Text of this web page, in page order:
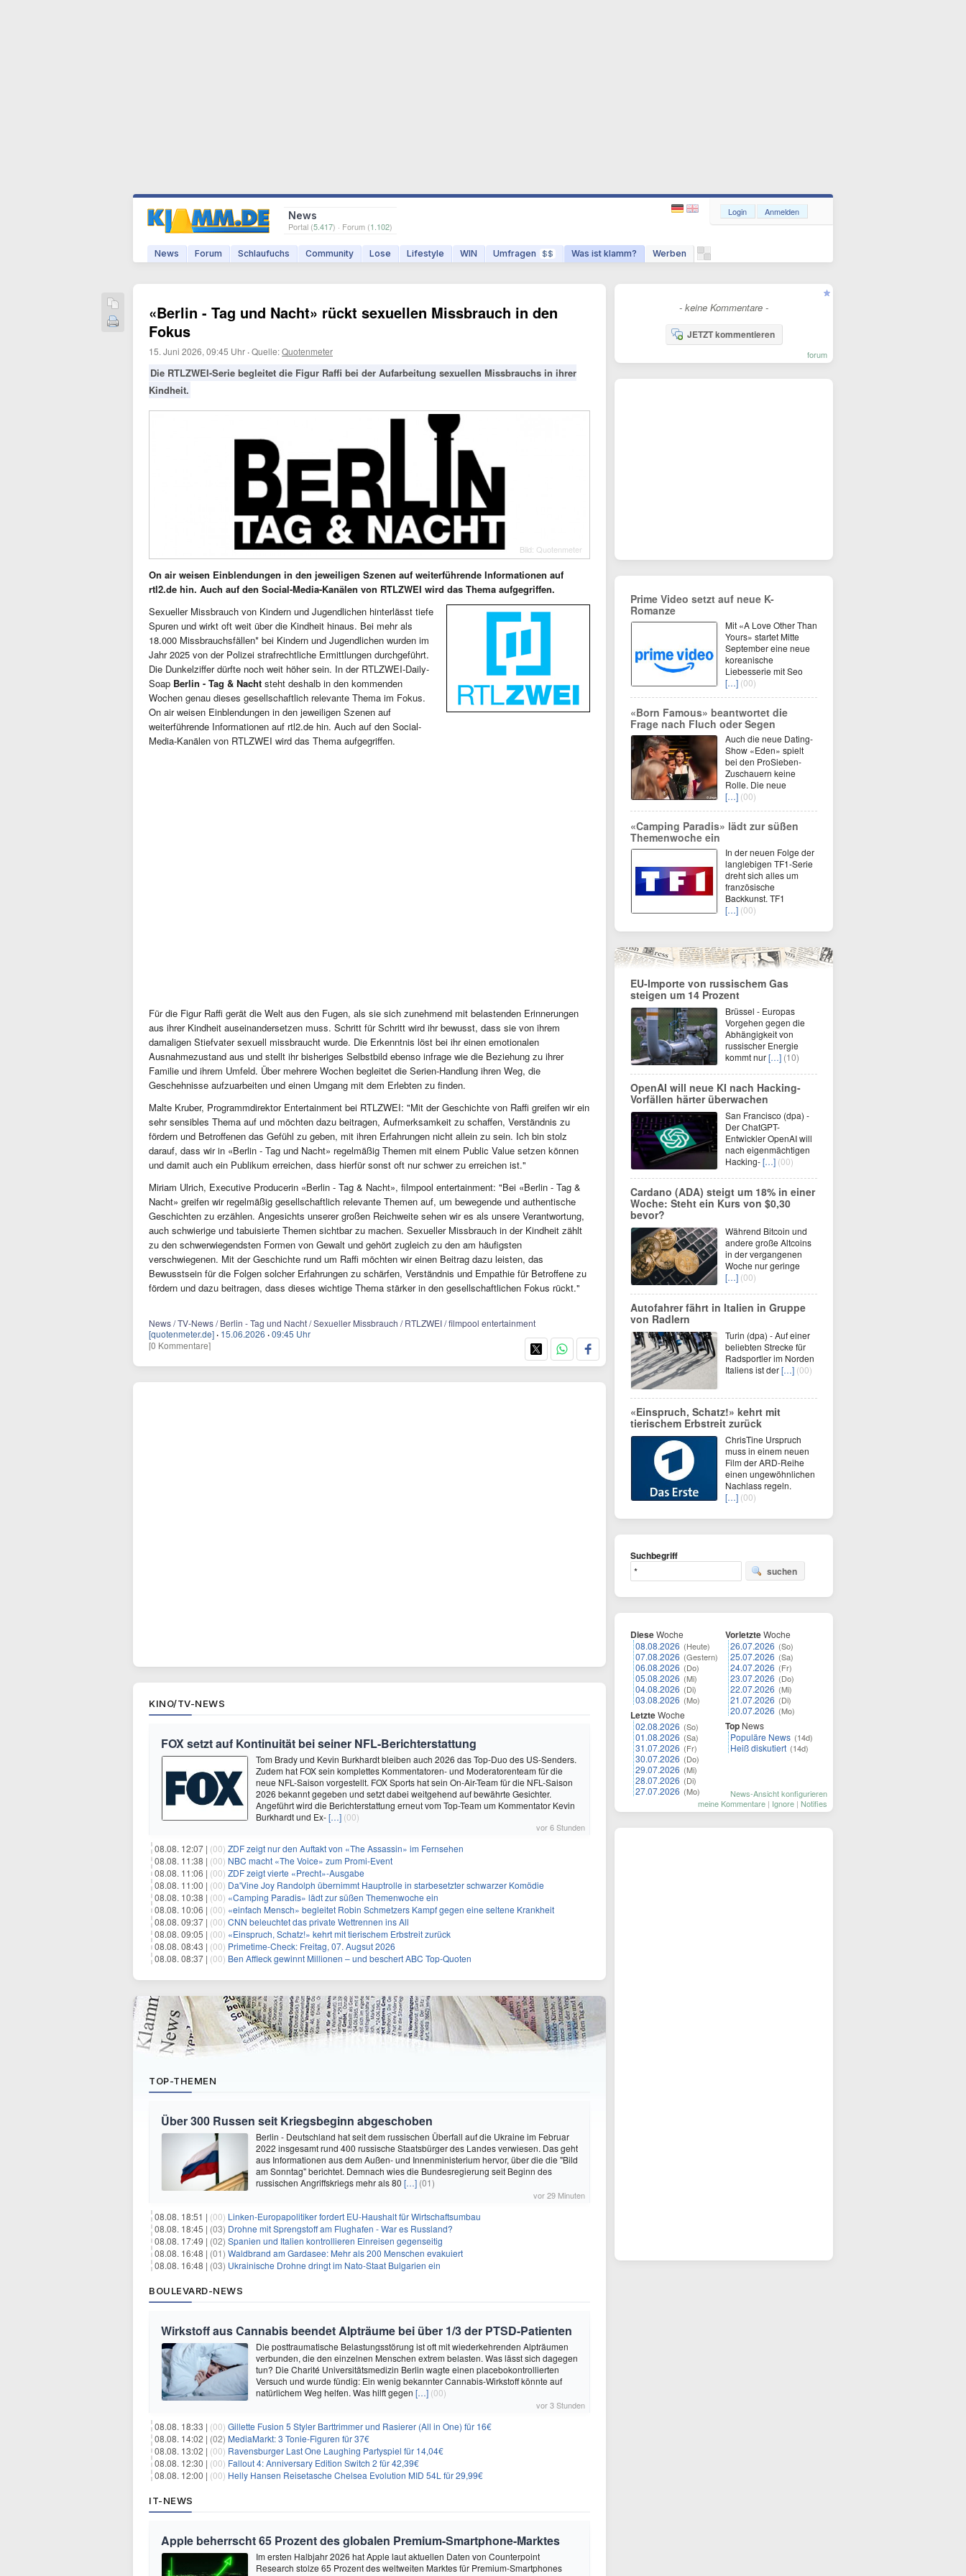
News
Portal (5.417) · Forum (1.102)
News Forum Schlaufuchs Community Lose Lifestyle WIN Umfragen $$ Was ist klamm? Werben
Login Anmelden
«Berlin - Tag und Nacht» rückt sexuellen Missbrauch in den
Fokus
15. Juni 2026, 09:45 Uhr ·Quelle:Quotenmeter
Die RTLZWEI-Serie begleitet die Figur Raffi bei der Aufarbeitung sexuellen Missbrauchs in ihrer
Kindheit.
Bild: Quotenmeter
On air weisen Einblendungen in den jeweiligen Szenen auf weiterführende Informationen auf
rtl2.de hin. Auch auf den Social-Media-Kanälen von RTLZWEI wird das Thema aufgegriffen.
Sexueller Missbrauch von Kindern und Jugendlichen hinterlässt tiefe
Spuren und wirkt oft weit über die Kindheit hinaus. Bei mehr als
18.000 Missbrauchsfällen* bei Kindern und Jugendlichen wurden im
Jahr 2025 von der Polizei strafrechtliche Ermittlungen durchgeführt.
Die Dunkelziffer dürfte noch weit höher sein. In der RTLZWEI-Daily-
Soap Berlin - Tag & Nacht steht deshalb in den kommenden
Wochen genau dieses gesellschaftlich relevante Thema im Fokus.
On air weisen Einblendungen in den jeweiligen Szenen auf
weiterführende Informationen auf rtl2.de hin. Auch auf den Social-
Media-Kanälen von RTLZWEI wird das Thema aufgegriffen.
Für die Figur Raffi gerät die Welt aus den Fugen, als sie sich zunehmend mit belastenden Erinnerungen
aus ihrer Kindheit auseinandersetzen muss. Schritt für Schritt wird ihr bewusst, dass sie von ihrem
damaligen Stiefvater sexuell missbraucht wurde. Die Erkenntnis löst bei ihr einen emotionalen
Ausnahmezustand aus und stellt ihr bisheriges Selbstbild ebenso infrage wie die Beziehung zu ihrer
Familie und ihrem Umfeld. Über mehrere Wochen begleitet die Serien-Handlung ihren Weg, die
Geschehnisse aufzuarbeiten und einen Umgang mit dem Erlebten zu finden.
Malte Kruber, Programmdirektor Entertainment bei RTLZWEI: "Mit der Geschichte von Raffi greifen wir ein
sehr sensibles Thema auf und möchten dazu beitragen, Aufmerksamkeit zu schaffen, Verständnis zu
fördern und Betroffenen das Gefühl zu geben, mit ihren Erfahrungen nicht allein zu sein. Ich bin stolz
darauf, dass wir in «Berlin - Tag und Nacht» regelmäßig Themen mit einem Public Value setzen können
und damit auch ein Publikum erreichen, dass hierfür sonst oft nur schwer zu erreichen ist."
Miriam Ulrich, Executive Producerin «Berlin - Tag & Nacht», filmpool entertainment: "Bei «Berlin - Tag &
Nacht» greifen wir regelmäßig gesellschaftlich relevante Themen auf, um bewegende und authentische
Geschichten zu erzählen. Angesichts unserer großen Reichweite sehen wir es als unsere Verantwortung,
auch schwierige und tabuisierte Themen sichtbar zu machen. Sexueller Missbrauch in der Kindheit zählt
zu den schwerwiegendsten Formen von Gewalt und gehört zugleich zu den am häufigsten
verschwiegenen. Mit der Geschichte rund um Raffi möchten wir einen Beitrag dazu leisten, das
Bewusstsein für die Folgen solcher Erfahrungen zu schärfen, Verständnis und Empathie für Betroffene zu
fördern und dazu beitragen, dass dieses wichtige Thema stärker in den gesellschaftlichen Fokus rückt."
News / TV-News / Berlin - Tag und Nacht / Sexueller Missbrauch / RTLZWEI / filmpool entertainment
[quotenmeter.de] · 15.06.2026 ·09:45 Uhr
[0 Kommentare]
KINO/TV-NEWS
FOX setzt auf Kontinuität bei seiner NFL-Berichterstattung
Tom Brady und Kevin Burkhardt bleiben auch 2026 das Top-Duo des US-Senders.
Zudem hat FOX sein komplettes Kommentatoren- und Moderatorenteam für die
neue NFL-Saison vorgestellt. FOX Sports hat sein On-Air-Team für die NFL-Saison
2026 bekannt gegeben und setzt dabei weitgehend auf bewährte Gesichter.
Angeführt wird die Berichterstattung erneut vom Top-Team um Kommentator Kevin
Burkhardt und Ex-[…] (00)
vor 6 Stunden
08.08. 12:07 | (00) ZDF zeigt nur den Auftakt von «The Assassin» im Fernsehen
08.08. 11:38 | (00) NBC macht «The Voice» zum Promi-Event
08.08. 11:06 | (00) ZDF zeigt vierte «Precht»-Ausgabe
08.08. 11:00 | (00) Da'Vine Joy Randolph übernimmt Hauptrolle in starbesetzter schwarzer Komödie
08.08. 10:38 | (00) «Camping Paradis» lädt zur süßen Themenwoche ein
08.08. 10:06 | (00) «einfach Mensch» begleitet Robin Schmetzers Kampf gegen eine seltene Krankheit
08.08. 09:37 | (00) CNN beleuchtet das private Wettrennen ins All
08.08. 09:05 | (00) «Einspruch, Schatz!» kehrt mit tierischem Erbstreit zurück
08.08. 08:43 | (00) Primetime-Check: Freitag, 07. Augsut 2026
08.08. 08:37 | (00) Ben Affleck gewinnt Millionen – und beschert ABC Top-Quoten
TOP-THEMEN
Über 300 Russen seit Kriegsbeginn abgeschoben
Berlin - Deutschland hat seit dem russischen Überfall auf die Ukraine im Februar
2022 insgesamt rund 400 russische Staatsbürger des Landes verwiesen. Das geht
aus Informationen aus dem Außen- und Innenministerium hervor, über die die "Bild
am Sonntag" berichtet. Demnach wies die Bundesregierung seit Beginn des
russischen Angriffskriegs mehr als 80 […] (01)
vor 29 Minuten
08.08. 18:51 | (00) Linken-Europapolitiker fordert EU-Haushalt für Wirtschaftsumbau
08.08. 18:45 | (03) Drohne mit Sprengstoff am Flughafen - War es Russland?
08.08. 17:49 | (02) Spanien und Italien kontrollieren Einreisen gegenseitig
08.08. 16:48 | (01) Waldbrand am Gardasee: Mehr als 200 Menschen evakuiert
08.08. 16:48 | (03) Ukrainische Drohne dringt im Nato-Staat Bulgarien ein
BOULEVARD-NEWS
Wirkstoff aus Cannabis beendet Alpträume bei über 1/3 der PTSD-Patienten
Die posttraumatische Belastungsstörung ist oft mit wiederkehrenden Alpträumen
verbunden, die den einzelnen Menschen extrem belasten. Was lässt sich dagegen
tun? Die Charité Universitätsmedizin Berlin wagte einen placebokontrollierten
Versuch und wurde fündig: Ein wenig bekannter Cannabis-Wirkstoff könnte auf
natürlichem Weg helfen. Was hilft gegen […] (00)
vor 3 Stunden
08.08. 18:33 | (00) Gillette Fusion 5 Styler Barttrimmer und Rasierer (All in One) für 16€
08.08. 14:02 | (02) MediaMarkt: 3 Tonie-Figuren für 37€
08.08. 13:02 | (00) Ravensburger Last One Laughing Partyspiel für 14,04€
08.08. 12:30 | (00) Fallout 4: Anniversary Edition Switch 2 für 42,39€
08.08. 12:00 | (00) Helly Hansen Reisetasche Chelsea Evolution MID 54L für 29,99€
IT-NEWS
Apple beherrscht 65 Prozent des globalen Premium-Smartphone-Marktes
Im ersten Halbjahr 2026 hat Apple laut aktuellen Daten von Counterpoint
Research stolze 65 Prozent des weltweiten Marktes für Premium-Smartphones
- keine Kommentare -
JETZT kommentieren
forum
Prime Video setzt auf neue K-
Romanze
Mit «A Love Other Than
Yours» startet Mitte
September eine neue
koreanische
Liebesserie mit Seo
[…] (00)
«Born Famous» beantwortet die
Frage nach Fluch oder Segen
Auch die neue Dating-
Show «Eden» spielt
bei den ProSieben-
Zuschauern keine
Rolle. Die neue
[…] (00)
«Camping Paradis» lädt zur süßen
Themenwoche ein
In der neuen Folge der
langlebigen TF1-Serie
dreht sich alles um
französische
Backkunst. TF1
[…] (00)
EU-Importe von russischem Gas
steigen um 14 Prozent
Brüssel - Europas
Vorgehen gegen die
Abhängigkeit von
russischer Energie
kommt nur[…] (10)
OpenAI will neue KI nach Hacking-
Vorfällen härter überwachen
San Francisco (dpa) -
Der ChatGPT-
Entwickler OpenAI will
nach eigenmächtigen
Hacking-[…] (00)
Cardano (ADA) steigt um 18% in einer
Woche: Steht ein Kurs von $0,30
bevor?
Während Bitcoin und
andere große Altcoins
in der vergangenen
Woche nur geringe
[…] (00)
Autofahrer fährt in Italien in Gruppe
von Radlern
Turin (dpa) - Auf einer
beliebten Strecke für
Radsportler im Norden
Italiens ist der[…] (00)
«Einspruch, Schatz!» kehrt mit
tierischem Erbstreit zurück
ChrisTine Urspruch
muss in einem neuen
Film der ARD-Reihe
einen ungewöhnlichen
Nachlass regeln.
[…] (00)
Suchbegriff
suchen
DieseWoche
08.08.2026 (Heute)
07.08.2026 (Gestern)
06.08.2026 (Do)
05.08.2026 (Mi)
04.08.2026 (Di)
03.08.2026 (Mo)
LetzteWoche
02.08.2026 (So)
01.08.2026 (Sa)
31.07.2026 (Fr)
30.07.2026 (Do)
29.07.2026 (Mi)
28.07.2026 (Di)
27.07.2026 (Mo)
VorletzteWoche
26.07.2026 (So)
25.07.2026 (Sa)
24.07.2026 (Fr)
23.07.2026 (Do)
22.07.2026 (Mi)
21.07.2026 (Di)
20.07.2026 (Mo)
Top News
Populäre News (14d)
Heiß diskutiert (14d)
News-Ansicht konfigurieren
meine Kommentare | Ignore | Notifies